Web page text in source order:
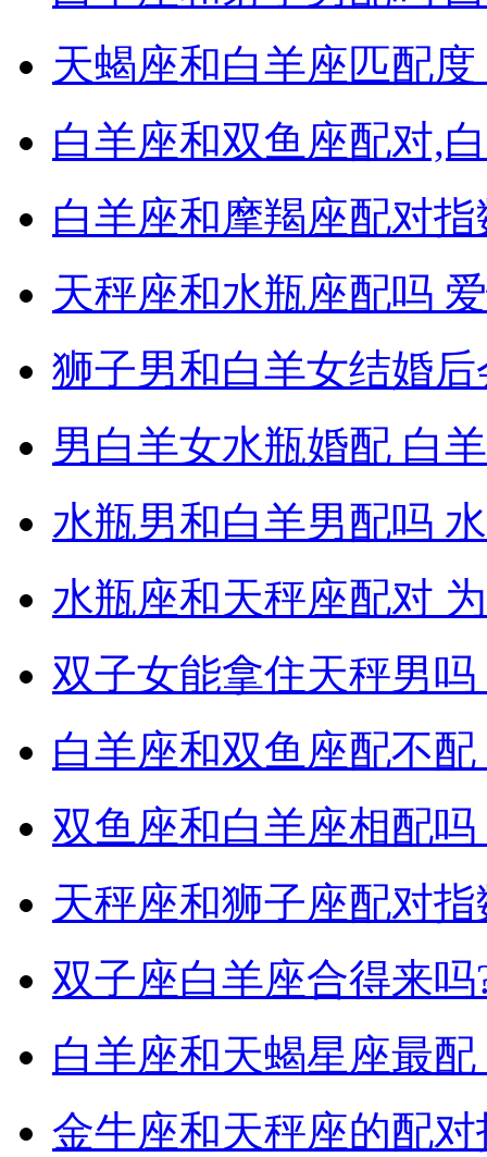
天蝎座和白羊座匹配
白羊座和双鱼座配对,
白羊座和摩羯座配对
天秤座和水瓶座配吗
狮子男和白羊女结婚
男白羊女水瓶婚配 白
水瓶男和白羊男配吗
水瓶座和天秤座配对
双子女能拿住天秤男
白羊座和双鱼座配不
双鱼座和白羊座相配
天秤座和狮子座配对
双子座白羊座合得来
白羊座和天蝎星座最
金牛座和天秤座的配